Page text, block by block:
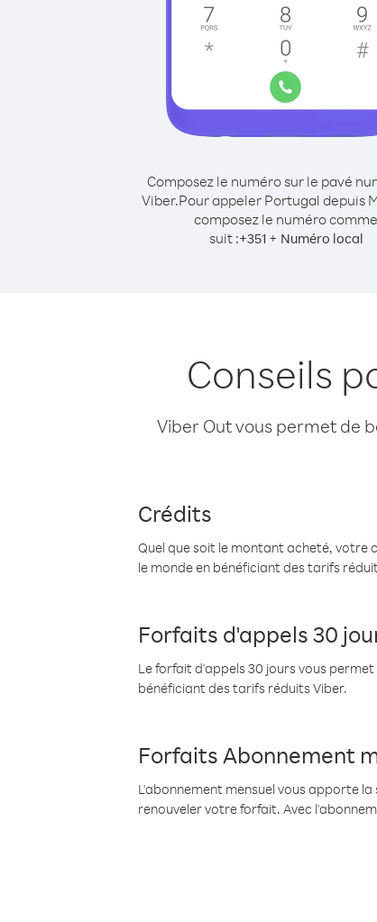
Composez le numéro sur le pavé
Viber.Pour appeler Portugal depuis
composez le numéro comme
suit :+351+ Numéro local
Conseils
Viber Out vous permet de
Crédits
Quel que soit le montant acheté, votre
le monde en bénéficiant des tarifs
Forfaits d'appels 30
Le forfait d'appels 30 jours vous
bénéficiant des tarifs réduits Viber.
Forfaits Abonnement
L'abonnement mensuel vous apporte
renouveler votre forfait. Avec